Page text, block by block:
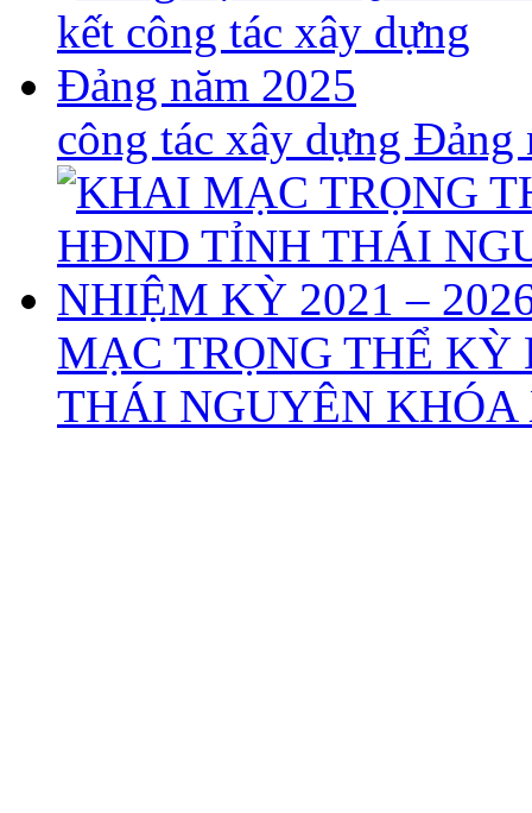
công tác xây dựng Đảng
MẠC TRỌNG THỂ
THÁI NGUYÊN KHÓA